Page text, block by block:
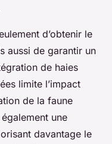
d’obtenir le
aussi de garantir un
de haies
limite l’impact
de la faune
une
davantage le